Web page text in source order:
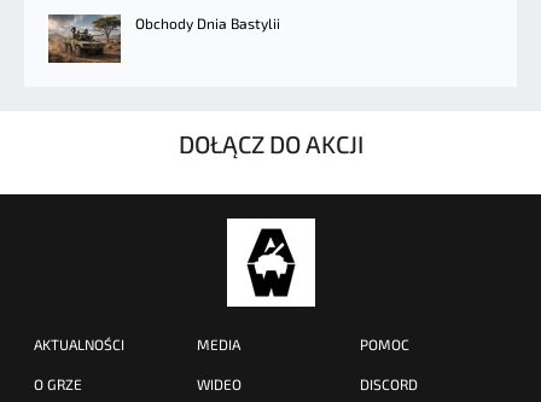
Obchody Dnia Bastylii
DOŁĄCZ DO AKCJI
AKTUALNOŚCI
O GRZE
MEDIA
WIDEO
POMOC
DISCORD